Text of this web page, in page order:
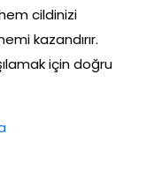
cildinizi
kazandırır.
için doğru